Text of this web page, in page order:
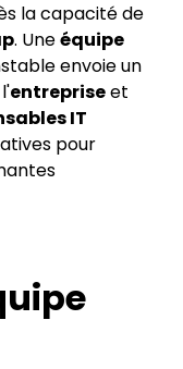
la capacité de
. Uneéquipe
envoie un
entrepriseet
IT
pour